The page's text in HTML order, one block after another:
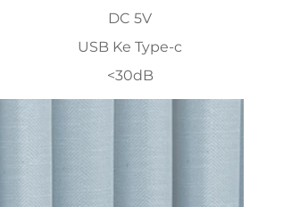
DC 5V
USB Ke Type-c
<30dB